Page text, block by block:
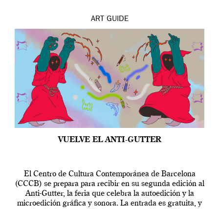
ART GUIDE
VUELVE EL ANTI-GUTTER
El Centro de Cultura Contemporánea de Barcelona
(CCCB) se prepara para recibir en su segunda edición al
Anti-Gutter, la feria que celebra la autoedición y la
microedición gráfica y sonora. La entrada es gratuita, y